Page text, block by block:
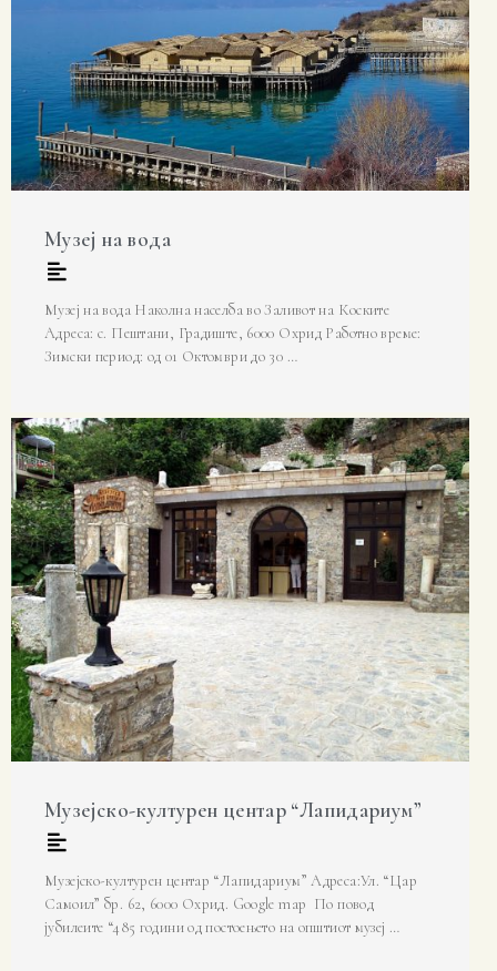
Музеј на вода
Музеј на вода Наколна населба во Заливот на Коските
Адреса: с. Пештани, Градиште, 6000 Охрид Работно време:
Зимски период: од 01 Октомври до 30 …
Музејско-културен центар “Лапидариум”
Музејско-културен центар “Лапидариум” Адреса:Ул. “Цар
Самоил” бр. 62, 6000 Охрид. Google map По повод
јубилеите “485 години од постоењето на општиот музеј …